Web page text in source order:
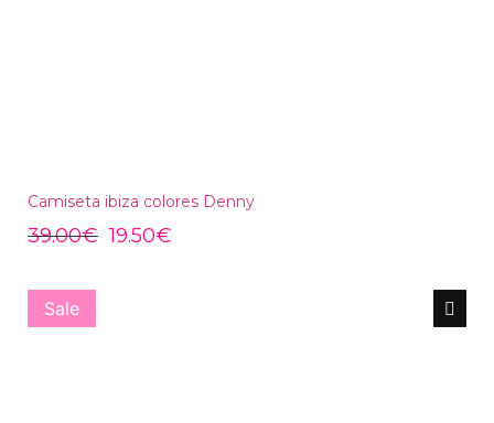
Camiseta ibiza colores Denny
39.00€ 19.50€
Sale